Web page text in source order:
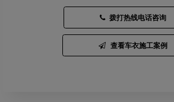
拨打热线电话咨询
查看车衣施工案例